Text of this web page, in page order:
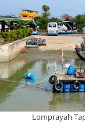
Lomprayah